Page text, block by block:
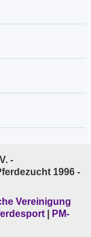
-
1996 -
Vereinigung
PM-